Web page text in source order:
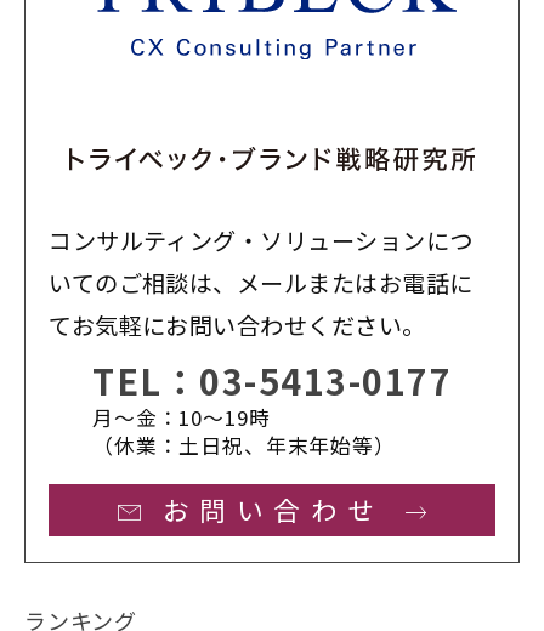
コンサルティング・ソリューションにつ
いてのご相談は、メールまたはお電話に
てお気軽にお問い合わせください。
TEL： 03-5413-0177
月〜金：10〜19時
（休業：土日祝、年末年始等）
お問い合わせ
ランキング